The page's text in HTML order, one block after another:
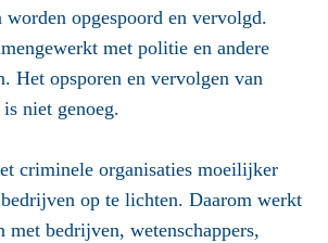
worden opgespoord en vervolgd.
met politie en andere
Het opsporen en vervolgen van
niet genoeg.
criminele organisaties moeilijker
op te lichten. Daarom werkt
met bedrijven, wetenschappers,